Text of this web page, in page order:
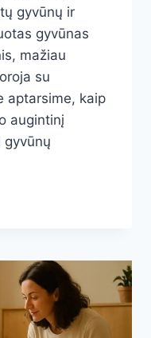
gyvūnų ir
gyvūnas
mažiau
su
aptarsime, kaip
augintinį
gyvūnų